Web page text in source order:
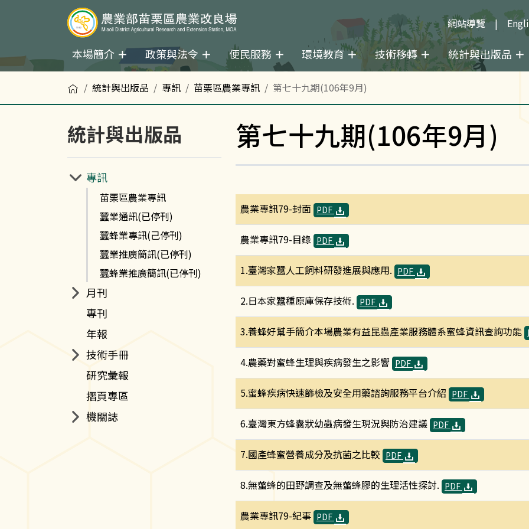
網站導覽
本場簡介 政策與法令 便民服務 環境教育 技術移轉 統計與出版品
首頁統計與出版品 專訊 苗栗區農業專訊 第七十九期(106年9月)
統計與出版品
專訊
苗栗區農業專訊
蠶業通訊(已停刊)
蠶蜂業專訊(己停刊)
蠶業推廣簡訊(已停刊)
蠶蜂業推廣簡訊(已停刊)
月刊
專刊
年報
技術手冊
研究彙報
摺頁專區
機關誌
第七十九期(106年9月)
農業專訊79-封面 PDF
農業專訊79-目錄 PDF
1.臺灣家蠶人工飼料研發進展與應用. PDF
2.日本家蠶種原庫保存技術. PDF
3.養蜂好幫手簡介本場農業有益昆蟲產業服務體系蜜蜂資訊查詢功能
4.農藥對蜜蜂生理與疾病發生之影響 PDF
5.蜜蜂疾病快速篩檢及安全用藥諮詢服務平台介紹 PDF
6.臺灣東方蜂囊狀幼蟲病發生現況與防治建議 PDF
7.國產蜂蜜營養成分及抗菌之比較 PDF
8.無螫蜂的田野調查及無螫蜂膠的生理活性探討. PDF
農業專訊79-紀事 PDF